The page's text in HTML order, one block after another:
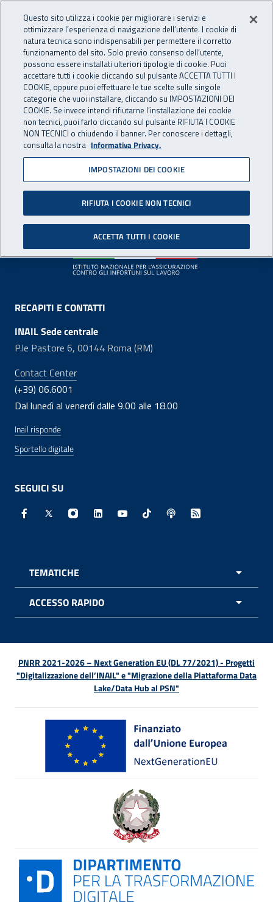
INAIL - Istituto Nazionale
Apri cerca
Navigazione principale
Pagina non disponibile
Il contenuto non è stato trovato. Per continuare la
navigazione è possibile ritornare alla
Footer
RECAPITI E CONTATTI
INAIL Sede centrale
P.le Pastore 6, 00144 Roma (RM)
Contact Center
(+39) 06.6001
Dal lunedì al venerdì dalle 9.00 alle 18.00
Inail risponde
Sportello digitale
SEGUICI SU
Facebook - Sito esterno - Apertura in nuova finestra
X - Sito esterno - Apertura in nuova finestra
Instagram - Sito esterno - Apertura in
Linkedin - Sito esterno - Apertura in
Youtube - Sito esterno -
TikTok - Sito esterno -
Spreaker - Sito
Feed RSS -
TEMATICHE
ACCESSO RAPIDO
PNRR 2021-2026 – Next Generation EU (DL 77/2021) - Progetti
"Digitalizzazione dell’INAIL" e "Migrazione della Piattaforma Data
Lake/Data Hub al PSN"
Questo sito utilizza i cookie per migliorare i servizi e
ottimizzare l’esperienza di navigazione dell’utente. I cookie di
natura tecnica sono indispensabili per permettere il corretto
funzionamento del sito. Solo previo consenso dell’utente,
possono essere installati ulteriori tipologie di cookie. Puoi
accettare tutti i cookie cliccando sul pulsante ACCETTA TUTTI I
COOKIE, oppure puoi effettuare le tue scelte sulle singole
categorie che vuoi installare, cliccando su IMPOSTAZIONI DEI
COOKIE. Se invece intendi rifiutarne l’installazione dei cookie
non tecnici, puoi farlo cliccando sul pulsante RIFIUTA I COOKIE
NON TECNICI o chiudendo il banner. Per conoscere i dettagli,
consulta la nostra Informativa Privacy.
IMPOSTAZIONI DEI COOKIE
RIFIUTA I COOKIE NON TECNICI
ACCETTA TUTTI I COOKIE